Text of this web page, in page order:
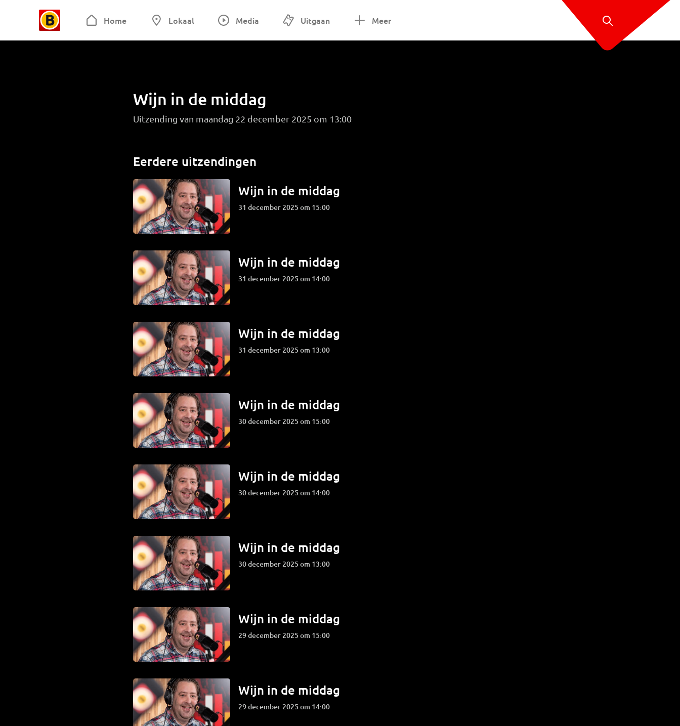
Home Lokaal Media Uitgaan Meer
Wijn in de middag
Uitzending van maandag 22 december 2025 om 13:00
Eerdere uitzendingen
Wijn in de middag
31 december 2025 om 15:00
Wijn in de middag
31 december 2025 om 14:00
Wijn in de middag
31 december 2025 om 13:00
Wijn in de middag
30 december 2025 om 15:00
Wijn in de middag
30 december 2025 om 14:00
Wijn in de middag
30 december 2025 om 13:00
Wijn in de middag
29 december 2025 om 15:00
Wijn in de middag
29 december 2025 om 14:00